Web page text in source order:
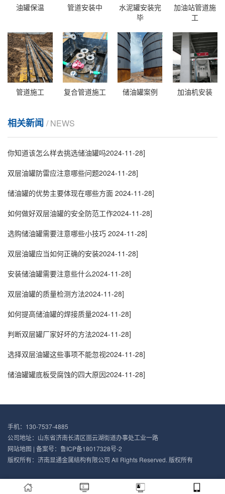
油罐保温 管道安装中
水泥罐安装完
毕
加油站管道施
工
管道施工 复合管道施工 储油罐案例 加油机安装
相关新闻 / NEWS
你知道该怎么样去挑选储油罐吗2024-11-28]
双层油罐防雷应注意哪些问题2024-11-28]
储油罐的优势主要体现在哪些方面 2024-11-28]
如何做好双层油罐的安全防范工作2024-11-28]
选购储油罐需要注意哪些小技巧 2024-11-28]
双层油罐应当如何正确的安装2024-11-28]
安装储油罐需要注意些什么2024-11-28]
双层油罐的质量检测方法2024-11-28]
如何提高储油罐的焊接质量2024-11-28]
判断双层罐厂家好坏的方法2024-11-28]
选择双层油罐这些事项不能忽视2024-11-28]
储油罐罐底板受腐蚀的四大原因2024-11-28]
手机：130-7537-4885
公司地址：山东省济南长清区崮云湖街道办事处工业一路
网站地图 | 备案号： 鲁ICP备18017328号-2
版权所有：济南显通金属结构有限公司 All Rights Reserved. 版权所有